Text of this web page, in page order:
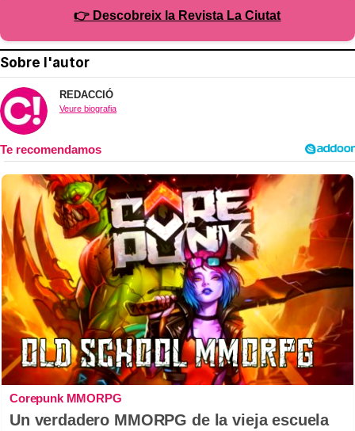
👉 Descobreix la Revista La Ciutat
Sobre l'autor
REDACCIÓ
Veure biografia
Corepunk MMORPG
Un verdadero MMORPG de la vieja escuela